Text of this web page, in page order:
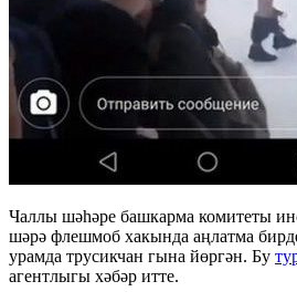
Чаллы шәһәре башкарма комитеты
шәрә флешмоб хакында аңлатма
урамда трусикчан гына йөргән. Бу
агентлыгы хәбәр итте.